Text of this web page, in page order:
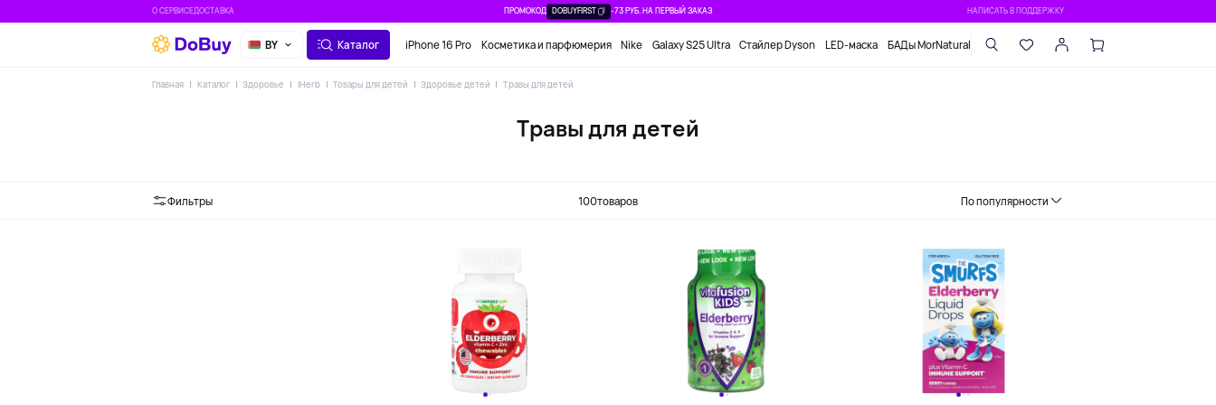
О СЕРВИСЕДОСТАВКА ПРОМОКОД DOBUYFIRST -73 РУБ. НА ПЕРВЫЙ ЗАКАЗ НАПИСАТЬ В ПОДДЕРЖКУ
BY Каталог iPhone 16 Pro Косметика и парфюмерия Nike Galaxy S25 Ultra Стайлер Dyson LED-маска БАДы MorNatural
Главная Каталог Здоровье IHerb Товары для детей Здоровье детей Травы для детей
Травы для детей
Фильтры 100товаров По популярности